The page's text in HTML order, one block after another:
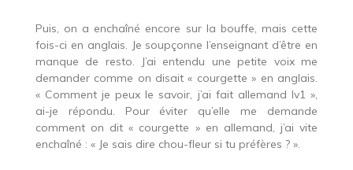
Puis, on a enchaîné encore sur la bouffe, mais cette
fois-ci en anglais. Je soupçonne l’enseignant d’être en
manque de resto. J’ai entendu une petite voix me
demander comme on disait « courgette » en anglais.
« Comment je peux le savoir, j’ai fait allemand lv1 »,
ai-je répondu. Pour éviter qu’elle me demande
comment on dit « courgette » en allemand, j’ai vite
enchaîné : « Je sais dire chou-fleur si tu préfères ? ».